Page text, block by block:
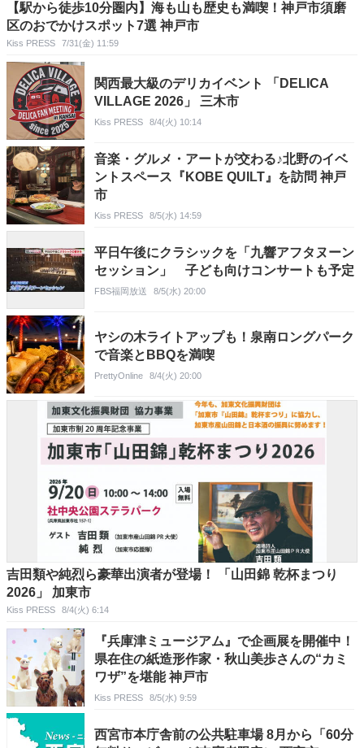
【駅から徒歩10分圏内】海も山も歴史も満喫！神戸市須磨
区のおでかけスポット7選 神戸市
Kiss PRESS 7/31(金) 11:59
関西最大級のデリカイベント 「DELICA
VILLAGE 2026」 三木市
Kiss PRESS 8/4(火) 10:14
音楽・グルメ・アートが交わる♪北野のイベ
ントスペース『KOBE QUILT』を訪問 神戸
市
Kiss PRESS 8/5(水) 14:59
平日午後にクラシックを「九響アフタヌーン
セッション」 子ども向けコンサートも予定
FBS福岡放送 8/5(水) 20:00
ヤシの木ライトアップも！泉南ロングパーク
で音楽とBBQを満喫
PrettyOnline 8/4(火) 20:00
吉田類や純烈ら豪華出演者が登場！ 「山田錦 乾杯まつり
2026」 加東市
Kiss PRESS 8/4(火) 6:14
『兵庫津ミュージアム』で企画展を開催中！
県在住の紙造形作家・秋山美歩さんの“カミ
ワザ”を堪能 神戸市
Kiss PRESS 8/5(水) 9:59
西宮市本庁舎前の公共駐車場 8月から「60分